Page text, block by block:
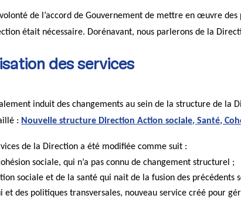
de l’accord de Gouvernement de mettre en œuvre
était nécessaire. Dorénavant, nous parlerons de la
des services
induit des changements au sein de la structure de la
: Nouvelle structure Direction Action sociale, Santé,
de la Direction a été modifiée comme suit :
sociale, qui n’a pas connu de changement structurel ;
sociale et de la santé qui nait de la fusion des précédents
et des politiques transversales, nouveau service créé pour